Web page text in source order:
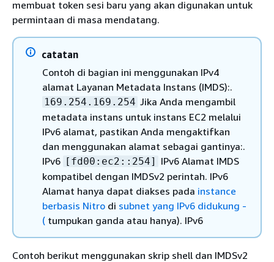
membuat token sesi baru yang akan digunakan untuk
permintaan di masa mendatang.
catatan
Contoh di bagian ini menggunakan IPv4
alamat Layanan Metadata Instans (IMDS):.
169.254.169.254 Jika Anda mengambil
metadata instans untuk instans EC2 melalui
IPv6 alamat, pastikan Anda mengaktifkan
dan menggunakan alamat sebagai gantinya:.
IPv6 [fd00:ec2::254]
IPv6 Alamat IMDS
kompatibel dengan IMDSv2 perintah. IPv6
Alamat hanya dapat diakses pada instance
berbasis Nitro di subnet yang IPv6 didukung -
( tumpukan ganda atau hanya). IPv6
Contoh berikut menggunakan skrip shell dan IMDSv2